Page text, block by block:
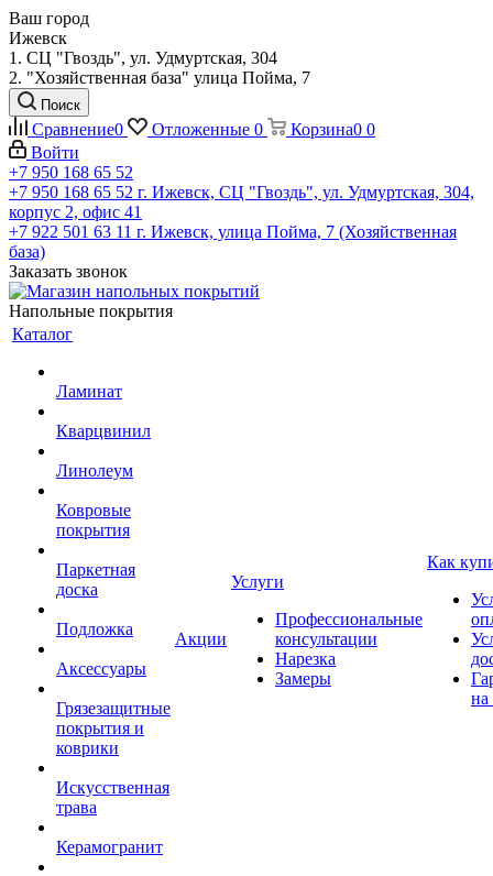
Ваш город
Ижевск
1. СЦ "Гвоздь", ул. Удмуртская, 304
2. "Хозяйственная база" улица Пойма, 7
Поиск
Сравнение0 Отложенные 0 Корзина0 0
Войти
+7 950 168 65 52
+7 950 168 65 52 г. Ижевск, СЦ "Гвоздь", ул. Удмуртская, 304,
корпус 2, офис 41
+7 922 501 63 11 г. Ижевск, улица Пойма, 7 (Хозяйственная
база)
Заказать звонок
Напольные покрытия
Каталог
Ламинат
Кварцвинил
Линолеум
Ковровые
покрытия
Паркетная
доска
Подложка
Аксессуары
Грязезащитные
покрытия и
коврики
Искусственная
трава
Керамогранит
Акции
Услуги
Профессиональные
консультации
Нарезка
Замеры
Как
на